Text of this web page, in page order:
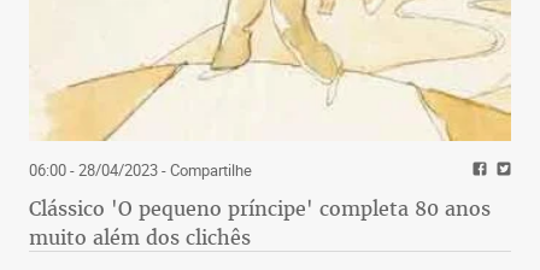
06:00 - 28/04/2023- Compartilhe
Clássico 'O pequeno príncipe' completa 80 anos
muito além dos clichês